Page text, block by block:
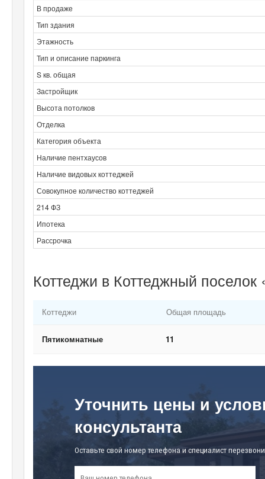
В продаже
Тип здания
Этажность
Тип и описание паркинга
S кв. общая
Застройщик
Высота потолков
Отделка
Категория объекта
Наличие пентхаусов
Наличие видовых коттеджей
Совокупное количество коттеджей
214 ФЗ
Ипотека
Рассрочка
Коттеджи в Коттеджный
Коттеджи Общая площадь
Пятикомнатные 11
Уточнить цены и
консультанта
Оставьте свой номер телефона и специалист